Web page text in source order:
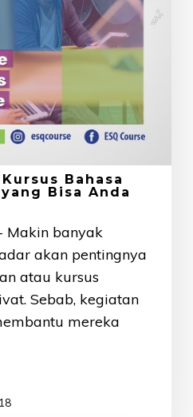
Bahasa
Bisa Anda
Makin banyak
akan pentingnya
atau kursus
Sebab, kegiatan
mereka